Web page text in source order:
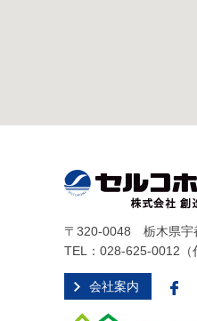
〒320-0048 栃木県宇
TEL： 028-625-0012
会社案内